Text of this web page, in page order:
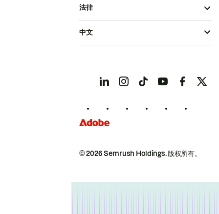
© 2026 Semrush Holdings.版权所有。
法律
中文